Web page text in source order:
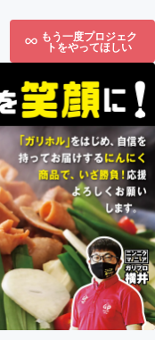
もう一度プロジェク
トをやってほしい